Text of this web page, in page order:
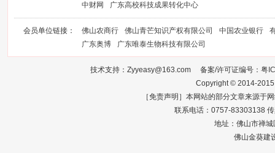
中财网
广东高校科技成果转化中心
会员单位链接： 佛山农商行 佛山青芒知识产权有限公司 中国农业银行
广东奥博
广东唯泰生物科技有限公司
技术支持：Zyyeasy@163.com 备案/许可证编号： 粤
Copyright © 2014-
［免责声明］本网站的部分文章来源于
联系电话：0757-83303138
地址：佛山市禅
佛山金葵建